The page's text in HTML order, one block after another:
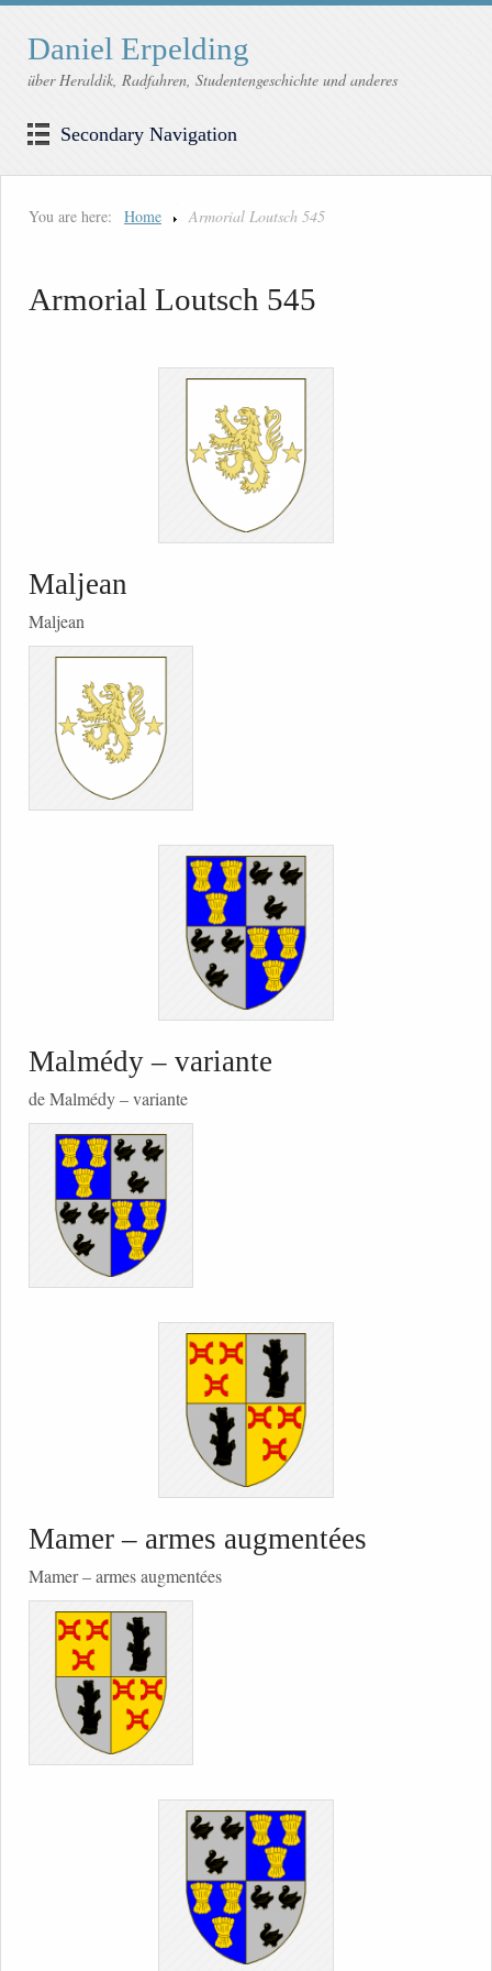
Daniel Erpelding
über Heraldik, Radfahren, Studentengeschichte und anderes
Secondary Navigation
You are here: Home Armorial Loutsch 545
Armorial Loutsch 545
Maljean
Maljean
Malmédy – variante
de Malmédy – variante
Mamer – armes augmentées
Mamer – armes augmentées